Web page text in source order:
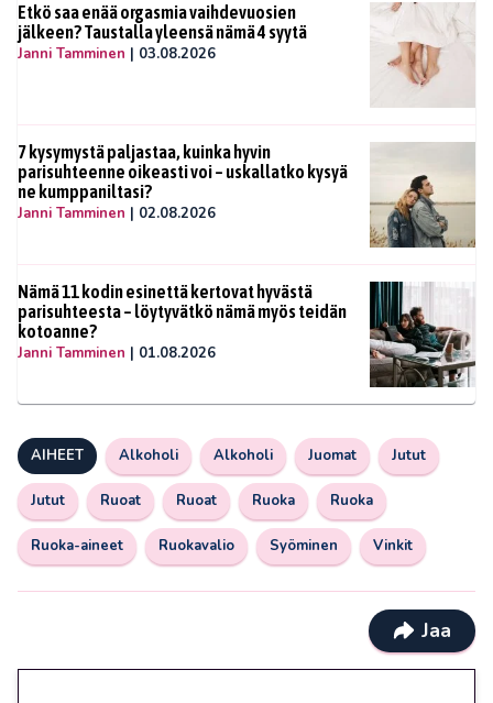
Etkö saa enää orgasmia vaihdevuosien
jälkeen? Taustalla yleensä nämä 4 syytä
Janni Tamminen | 03.08.2026
7 kysymystä paljastaa, kuinka hyvin
parisuhteenne oikeasti voi – uskallatko kysyä
ne kumppaniltasi?
Janni Tamminen | 02.08.2026
Nämä 11 kodin esinettä kertovat hyvästä
parisuhteesta – löytyvätkö nämä myös teidän
kotoanne?
Janni Tamminen | 01.08.2026
AIHEET Alkoholi Alkoholi Juomat Jutut
Jutut Ruoat Ruoat Ruoka Ruoka
Ruoka-aineet Ruokavalio Syöminen Vinkit
Jaa